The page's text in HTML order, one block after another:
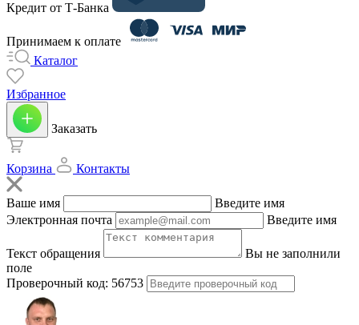
Кредит от Т-Банка
Принимаем к оплате
Каталог
Избранное
Заказать
Корзина Контакты
Ваше имя
Введите имя
Электронная почта
Введите имя
Текст обращения
Вы не заполнили
поле
Проверочный код: 56753